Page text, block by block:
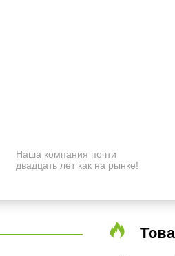
Наша компания почти
двадцать лет как на рынке!